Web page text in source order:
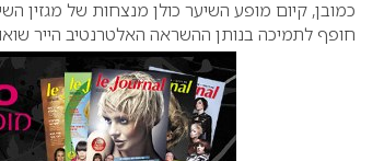
כמובן, קיום מופע השיער כולן מנצחות של מגזין
חופף לתמיכה בנותן ההשראה האלטרנטיב הייר